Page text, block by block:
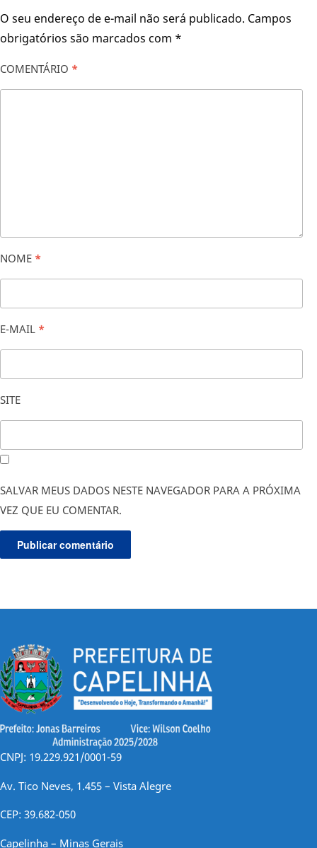
O seu endereço de e-mail não será publicado. Campos
obrigatórios são marcados com *
COMENTÁRIO *
NOME *
E-MAIL *
SITE
SALVAR MEUS DADOS NESTE NAVEGADOR PARA A PRÓXIMA
VEZ QUE EU COMENTAR.
CNPJ: 19.229.921/0001-59
Av. Tico Neves, 1.455 – Vista Alegre
CEP: 39.682-050
Capelinha – Minas Gerais